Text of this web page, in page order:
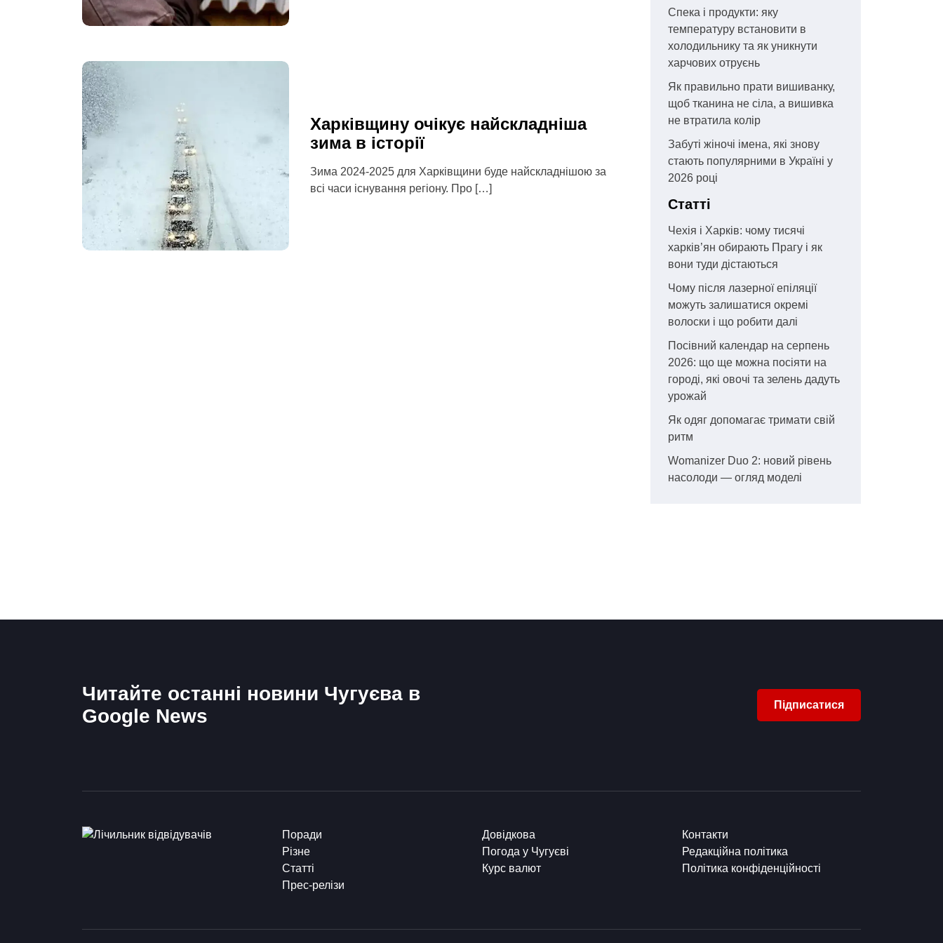
Харківщину очікує найскладніша
зима в історії
Зима 2024-2025 для Харківщини буде найскладнішою за
всі часи існування регіону. Про […]
Спека і продукти: яку
температуру встановити в
холодильнику та як уникнути
харчових отруєнь
Як правильно прати вишиванку,
щоб тканина не сіла, а вишивка
не втратила колір
Забуті жіночі імена, які знову
стають популярними в Україні у
2026 році
Статті
Чехія і Харків: чому тисячі
харків’ян обирають Прагу і як
вони туди дістаються
Чому після лазерної епіляції
можуть залишатися окремі
волоски і що робити далі
Посівний календар на серпень
2026: що ще можна посіяти на
городі, які овочі та зелень дадуть
урожай
Як одяг допомагає тримати свій
ритм
Womanizer Duo 2: новий рівень
насолоди — огляд моделі
Читайте останні новини Чугуєва в
Google News
Підписатися
Поради
Різне
Статті
Прес-релізи
Довідкова
Погода у Чугуєві
Курс валют
Контакти
Редакційна політика
Політика конфіденційності